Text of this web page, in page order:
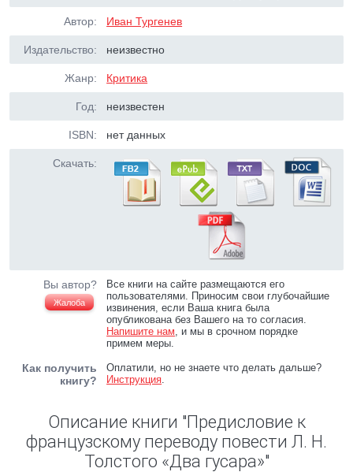
Автор: Иван Тургенев
Издательство: неизвестно
Жанр: Критика
Год: неизвестен
ISBN: нет данных
Скачать:
Вы автор?
Жалоба
Все книги на сайте размещаются его
пользователями. Приносим свои глубочайшие
извинения, если Ваша книга была
опубликована без Вашего на то согласия.
Напишите нам, и мы в срочном порядке
примем меры.
Как получить
книгу?
Оплатили, но не знаете что делать дальше?
Инструкция.
Описание книги "Предисловие к
французскому переводу повести Л. Н.
Толстого «Два гусара»"